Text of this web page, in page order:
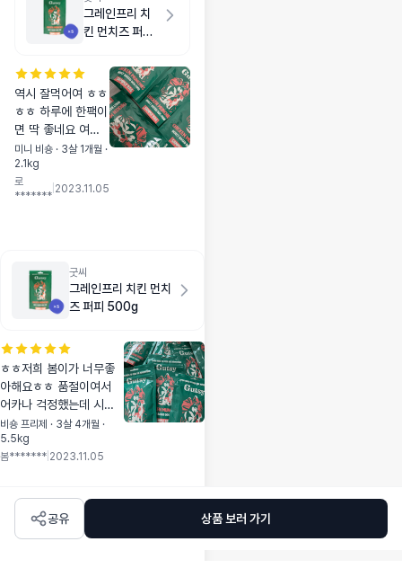
그레인프리 치
킨 먼치즈 퍼피
역시 잘먹어여 ㅎㅎ
ㅎㅎ 하루에 한팩이
면 딱 좋네요 여행
갈때도 편하겠어용
노즈워크처럼 뿌려
주면 알갱이가 그래
미니 비숑 · 3살 1개월 ·
2.1kg
로
*******
2023.11.05
굿씨
그레인프리 치킨 먼치
즈 퍼피 500g
ㅎㅎ저희 봄이가 너무좋
아해요ㅎㅎ 품절이여서
어카나 걱정했는데 시기
에 맞춰 딱 잇어서 바로
구매했어용 ㅋ 큰거만 사
보고 작은 사이즈는 샘플
곧 어덜트로 넘어가요
비숑 프리제 · 3살 4개월 ·
5.5kg
봄******* 2023.11.05
공유 상품 보러 가기